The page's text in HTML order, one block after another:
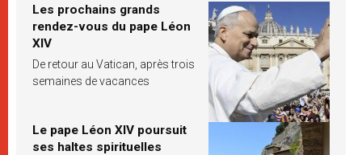
Les prochains grands
rendez-vous du pape Léon
XIV
De retour au Vatican, après trois
semaines de vacances
Le pape Léon XIV poursuit
ses haltes spirituelles